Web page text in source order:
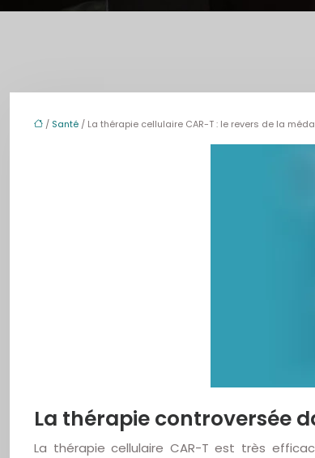
/ Santé / La thérapie cellulaire CAR-T : le revers de la
La thérapie controversée
La thérapie cellulaire CAR-T est très